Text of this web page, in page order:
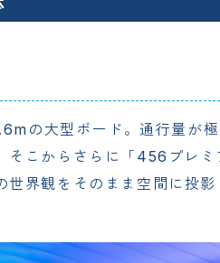
の大型ボード。通行量が
こからさらに「456プレ
界観をそのまま空間に投